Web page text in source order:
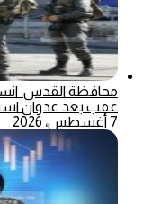
محافظة القدس:
عقب بعد عدوان
7 أغسطس، 2026